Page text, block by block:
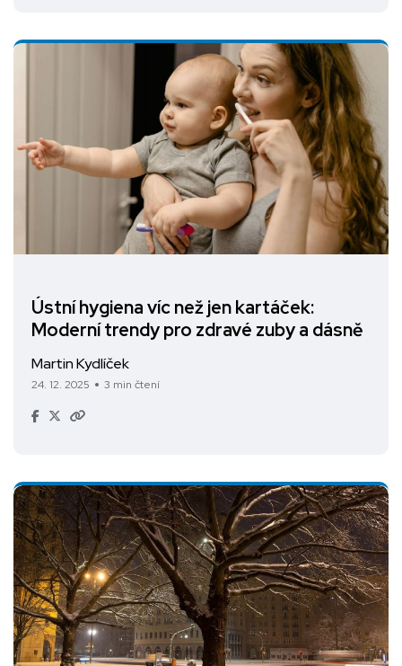
Ústní hygiena víc než jen kartáček:
Moderní trendy pro zdravé zuby a dásně
Martin Kydlíček
24. 12. 2025 3 min čtení